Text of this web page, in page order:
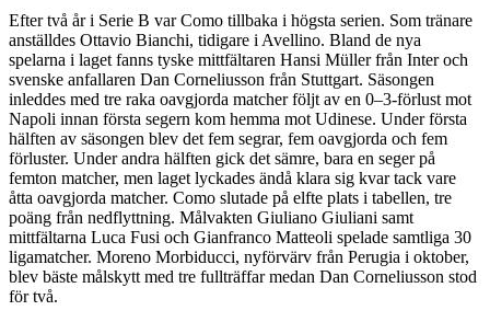
Efter två år i Serie B var Como tillbaka i högsta serien. Som tränare
anställdes Ottavio Bianchi, tidigare i Avellino. Bland de nya
spelarna i laget fanns tyske mittfältaren Hansi Müller från Inter och
svenske anfallaren Dan Corneliusson från Stuttgart. Säsongen
inleddes med tre raka oavgjorda matcher följt av en 0–3-förlust mot
Napoli innan första segern kom hemma mot Udinese. Under första
hälften av säsongen blev det fem segrar, fem oavgjorda och fem
förluster. Under andra hälften gick det sämre, bara en seger på
femton matcher, men laget lyckades ändå klara sig kvar tack vare
åtta oavgjorda matcher. Como slutade på elfte plats i tabellen, tre
poäng från nedflyttning. Målvakten Giuliano Giuliani samt
mittfältarna Luca Fusi och Gianfranco Matteoli spelade samtliga 30
ligamatcher. Moreno Morbiducci, nyförvärv från Perugia i oktober,
blev bäste målskytt med tre fullträffar medan Dan Corneliusson stod
för två.